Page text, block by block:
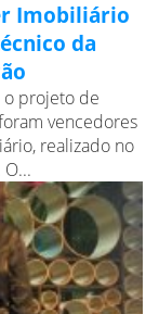
Imobiliário
da
projeto de
vencedores
realizado no